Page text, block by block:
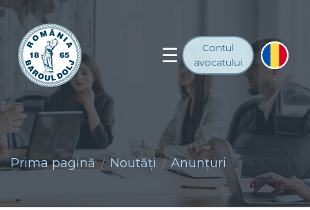
Contul
avocatului
Prima pagină Noutăţi Anunţuri